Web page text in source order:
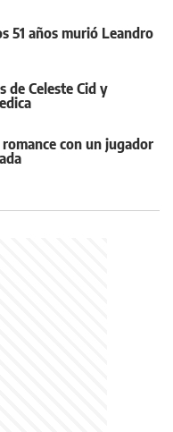
51 años murió Leandro
de Celeste Cid y
con un jugador